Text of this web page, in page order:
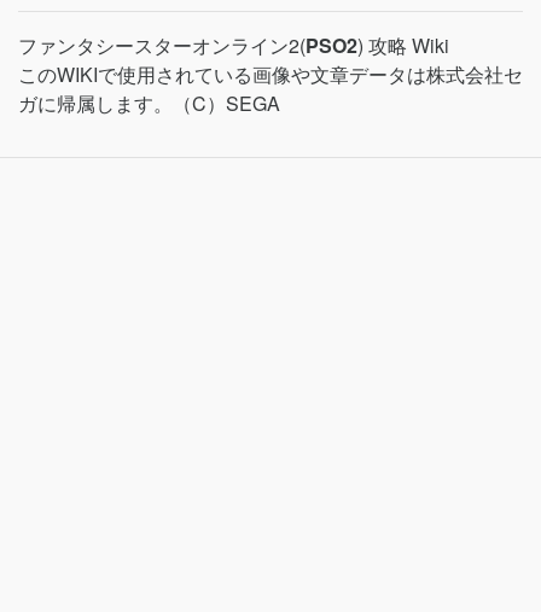
ファンタシースターオンライン2(PSO2) 攻略 Wiki
このWIKIで使用されている画像や文章データは株式会社セ
ガに帰属します。（C）SEGA